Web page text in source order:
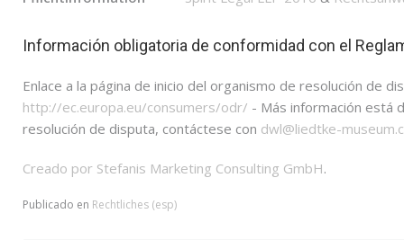
Información obligatoria de conformidad con el
Enlace a la página de inicio del organismo de resolución de
http://ec.europa.eu/consumers/odr/ - Más información está
resolución de disputa, contáctese con dwl@liedtke-
Creado por Stefanis Marketing Consulting GmbH.
Publicado en Rechtliches (esp)